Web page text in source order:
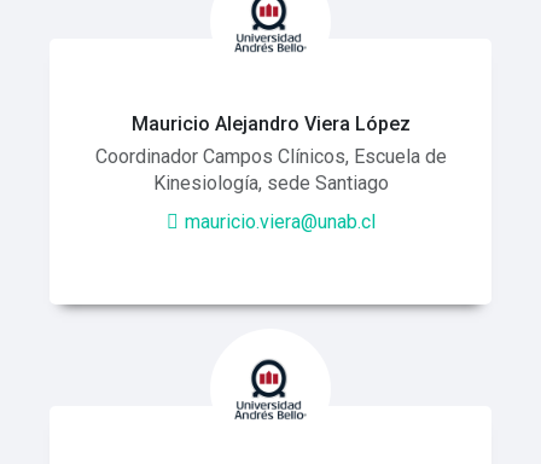
Mauricio Alejandro Viera López
Coordinador Campos Clínicos, Escuela de
Kinesiología, sede Santiago
mauricio.viera@unab.cl